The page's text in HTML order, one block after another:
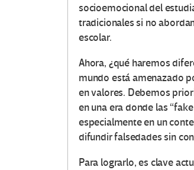
socioemocional del
tradicionales si no
escolar.
Ahora, ¿qué haremos
mundo está amenazado
en valores. Debemos
en una era donde las
especialmente en un
difundir falsedades sin
Para lograrlo, es clave